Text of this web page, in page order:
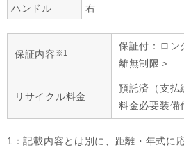
ハンドル 右
保証内容 ※1
保証付：ロン
離無制限＞
リサイクル料金
預託済（支払
料金必要装備
1：記載内容とは別に、距離・年式に